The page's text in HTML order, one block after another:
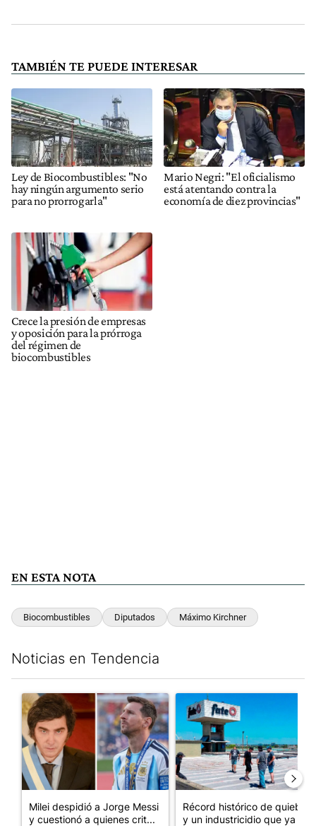
TAMBIÉN TE PUEDE INTERESAR
Ley de Biocombustibles: "No
hay ningún argumento serio
para no prorrogarla"
Mario Negri: "El oficialismo
está atentando contra la
economía de diez provincias"
Crece la presión de empresas
y oposición para la prórroga
del régimen de
biocombustibles
EN ESTA NOTA
Biocombustibles Diputados Máximo Kirchner
Noticias en Tendencia
Un artículo de tendencia con el título "Milei despidió a Jorge
Milei despidió a Jorge Messi
y cuestionó a quienes crit...
Un artículo de tendencia
Récord histórico de quiebras
y un industricidio que ya ...